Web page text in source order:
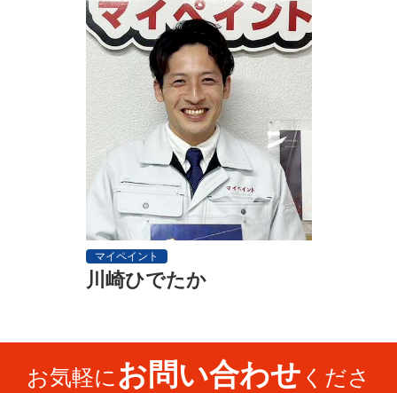
マイペイント
川崎ひでたか
お気軽に お問い合わせ くださ